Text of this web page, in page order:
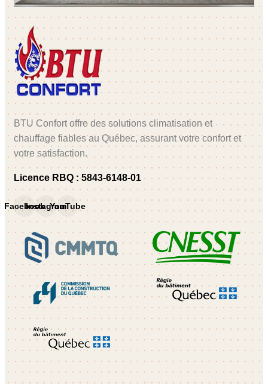
BTU Confort offre des solutions climatisation et
chauffage fiables au Québec, assurant votre confort et
votre satisfaction.
Licence RBQ : 5843-6148-01
FacebookInstagramYouTube